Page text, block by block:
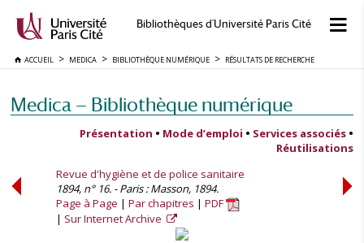
Bibliothèques d'Université Paris Cité
ACCUEIL MEDICA BIBLIOTHÈQUE NUMÉRIQUE RÉSULTATS DE RECHERCHE
Medica — Bibliothèque numérique
Présentation • Mode d’emploi • Services associés •
Réutilisations
Revue d'hygiène et de police sanitaire
1894, n° 16. - Paris : Masson, 1894.
Page à Page
Par chapitres
PDF
Sur Internet Archive